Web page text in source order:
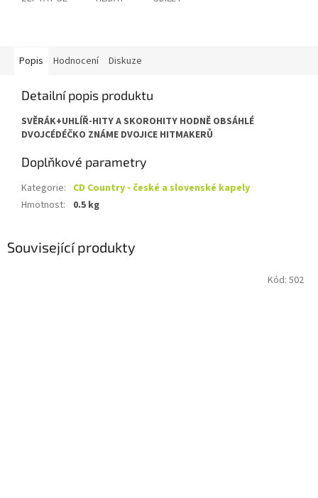
Popis Hodnocení Diskuze
Detailní popis produktu
SVĚRÁK+UHLÍŘ-HITY A SKOROHITY HODNĚ OBSÁHLÉ
DVOJCÉDÉČKO ZNÁME DVOJICE HITMAKERŮ
Doplňkové parametry
Kategorie: CD Country - české a slovenské kapely
Hmotnost: 0.5 kg
Související produkty
Kód: 502